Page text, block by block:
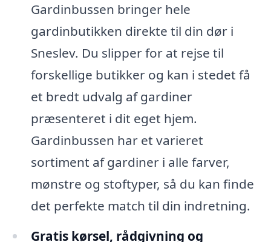
Gardinbussen bringer hele
gardinbutikken direkte til din dør i
Sneslev. Du slipper for at rejse til
forskellige butikker og kan i stedet få
et bredt udvalg af gardiner
præsenteret i dit eget hjem.
Gardinbussen har et varieret
sortiment af gardiner i alle farver,
mønstre og stoftyper, så du kan finde
det perfekte match til din indretning.
Gratis kørsel, rådgivning og